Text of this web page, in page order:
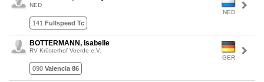
NED
NED
141 Fullspeed Tc
GER
BOTTERMANN, Isabelle
RV Krüsterhof Voerde e.V.
090 Valencia 86